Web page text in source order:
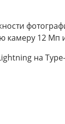
камеру 12 Мп
на